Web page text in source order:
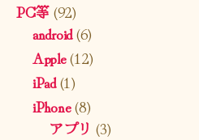
PC等(92)
android(6)
Apple(12)
iPad(1)
iPhone(8)
アプリ (3)